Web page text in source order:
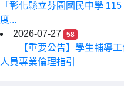
「彰化縣立芬園國民中學
度...
2026-07-27
58
【重要公告】學生輔導
人員專業倫理指引